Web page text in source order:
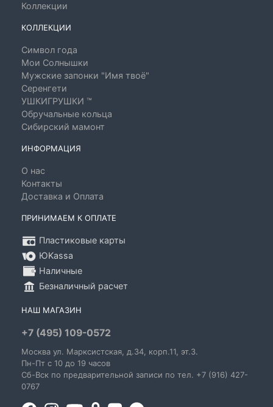
Коллекции
КОЛЛЕКЦИИ
Символ года
Мои Солнышки
Мужские запонки "Имя твоё"
Серенгети
УШКИГРУШКИ ™
Обручальные кольца
Сибирский мамонт
ИНФОРМАЦИЯ
О нас
Контакты
Доставка и Оплата
ПРИНИМАЕМ К ОПЛАТЕ
Пластиковые карты
ЮKassa
Наличные
Безналичный расчет
НАШ МАГАЗИН
+7 (495) 109-0572
Москва ул. Марксистская, д.34, корп.11, эт.3.
Пн-Пт c 10 до 19 часов
Сб-Вск по предварительной записи по тел. +7 (916) 427-
0767